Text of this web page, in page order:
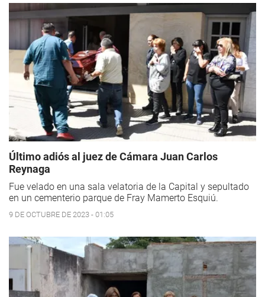
Último adiós al juez de Cámara Juan Carlos
Reynaga
Fue velado en una sala velatoria de la Capital y sepultado
en un cementerio parque de Fray Mamerto Esquiú.
9 DE OCTUBRE DE 2023 - 01:05